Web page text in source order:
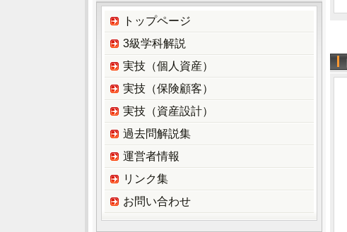
トップページ
3級学科解説
実技（個人資産）
実技（保険顧客）
実技（資産設計）
過去問解説集
運営者情報
リンク集
お問い合わせ